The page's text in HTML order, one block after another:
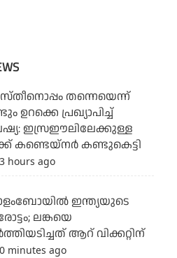
തന്നെയെന്ന്
ഉറക്കെ പ്രഖ്യാപിച്ച്
ഇസ്രഈലിലേക്കുള്ള
കണ്ടെയ്‌നര്‍ കണ്ടുകെട്ടി
hours ago
ഇന്ത്യയുടെ
ലങ്കയെ
ആറ് വിക്കറ്റിന്
minutes ago